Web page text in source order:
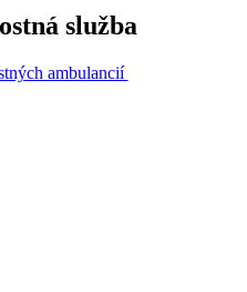
služba
ambulancií